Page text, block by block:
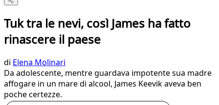
Tuk tra le nevi, così James ha fatto
rinascere il paese
di Elena Molinari
Da adolescente, mentre guardava impotente sua madre
affogare in un mare di alcool, James Keevik aveva ben
poche certezze.